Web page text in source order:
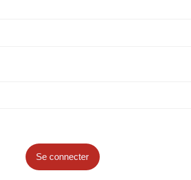
Se connecter